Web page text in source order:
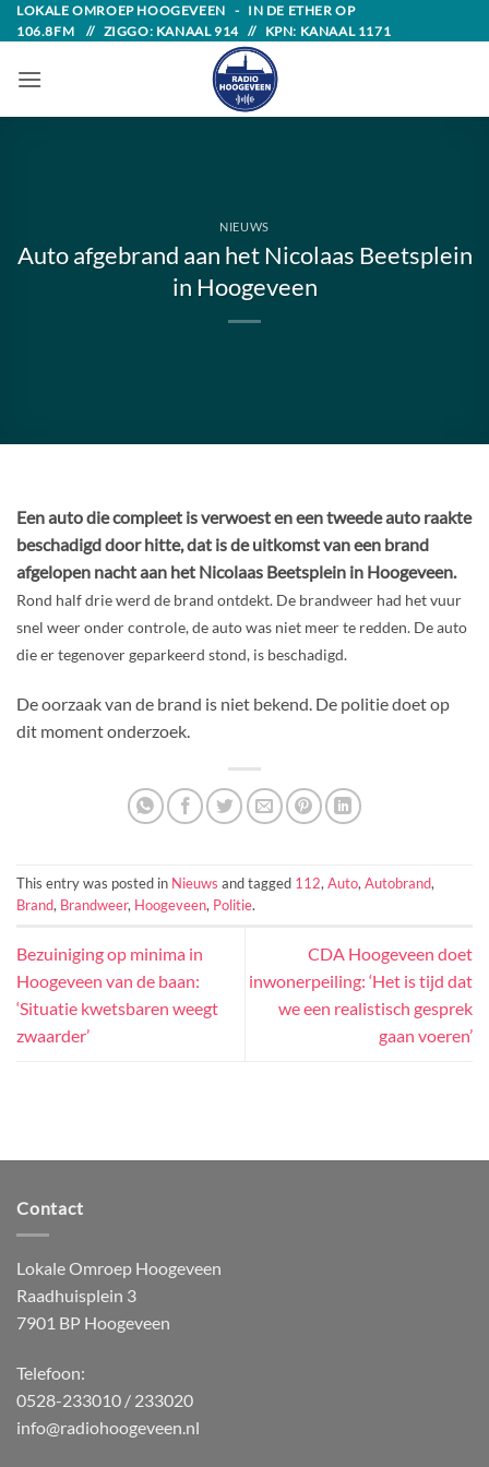
Skip
to
content
LOKALE OMROEP HOOGEVEEN - IN DE ETHER OP
106.8FM // ZIGGO: KANAAL 914 // KPN: KANAAL 1171
NIEUWS
Auto afgebrand aan het Nicolaas Beetsplein
in Hoogeveen
Een auto die compleet is verwoest en een tweede auto raakte
beschadigd door hitte, dat is de uitkomst van een brand
afgelopen nacht aan het Nicolaas Beetsplein in Hoogeveen.
Rond half drie werd de brand ontdekt. De brandweer had het vuur
snel weer onder controle, de auto was niet meer te redden. De auto
die er tegenover geparkeerd stond, is beschadigd.
De oorzaak van de brand is niet bekend. De politie doet op
dit moment onderzoek.
This entry was posted in Nieuws and tagged 112, Auto, Autobrand,
Brand, Brandweer, Hoogeveen, Politie.
Bezuiniging op minima in
Hoogeveen van de baan:
‘Situatie kwetsbaren weegt
zwaarder’
CDA Hoogeveen doet
inwonerpeiling: ‘Het is tijd dat
we een realistisch gesprek
gaan voeren’
Contact
Lokale Omroep Hoogeveen
Raadhuisplein 3
7901 BP Hoogeveen
Telefoon:
0528-233010 / 233020
info@radiohoogeveen.nl